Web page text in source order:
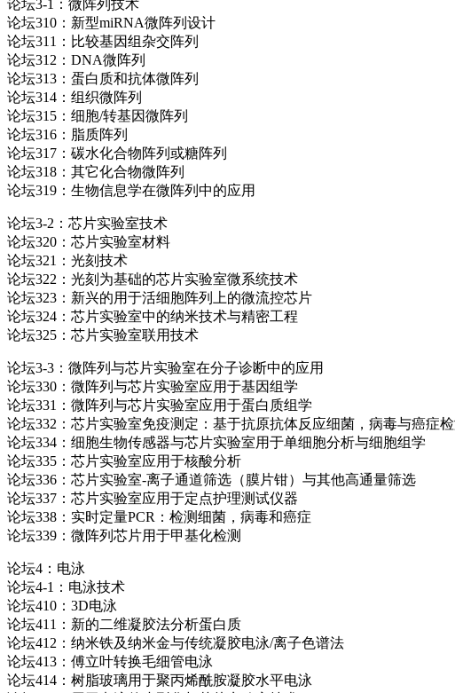
论坛3-1：微阵列技术
论坛310：新型miRNA微阵列设计
论坛311：比较基因组杂交阵列
论坛312：DNA微阵列
论坛313：蛋白质和抗体微阵列
论坛314：组织微阵列
论坛315：细胞/转基因微阵列
论坛316：脂质阵列
论坛317：碳水化合物阵列或糖阵列
论坛318：其它化合物微阵列
论坛319：生物信息学在微阵列中的应用
论坛3-2：芯片实验室技术
论坛320：芯片实验室材料
论坛321：光刻技术
论坛322：光刻为基础的芯片实验室微系统技术
论坛323：新兴的用于活细胞阵列上的微流控芯片
论坛324：芯片实验室中的纳米技术与精密工程
论坛325：芯片实验室联用技术
论坛3-3：微阵列与芯片实验室在分子诊断中的应用
论坛330：微阵列与芯片实验室应用于基因组学
论坛331：微阵列与芯片实验室应用于蛋白质组学
论坛332：芯片实验室免疫测定：基于抗原抗体反应细菌，病毒与癌症
论坛334：细胞生物传感器与芯片实验室用于单细胞分析与细胞组学
论坛335：芯片实验室应用于核酸分析
论坛336：芯片实验室-离子通道筛选（膜片钳）与其他高通量筛选
论坛337：芯片实验室应用于定点护理测试仪器
论坛338：实时定量PCR：检测细菌，病毒和癌症
论坛339：微阵列芯片用于甲基化检测
论坛4：电泳
论坛4-1：电泳技术
论坛410：3D电泳
论坛411：新的二维凝胶法分析蛋白质
论坛412：纳米铁及纳米金与传统凝胶电泳/离子色谱法
论坛413：傅立叶转换毛细管电泳
论坛414：树脂玻璃用于聚丙烯酰胺凝胶水平电泳